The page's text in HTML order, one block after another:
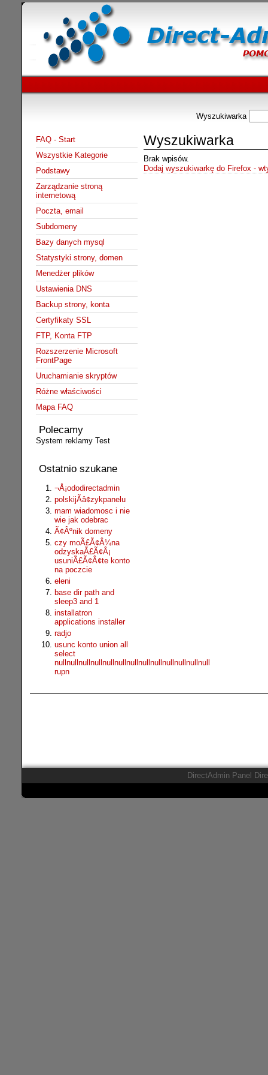
Wyszukiwarka
FAQ - Start
Wszystkie Kategorie
Podstawy
Zarządzanie stroną
internetową
Poczta, email
Subdomeny
Bazy danych mysql
Statystyki strony, domen
Menedżer plików
Ustawienia DNS
Backup strony, konta
Certyfikaty SSL
FTP, Konta FTP
Rozszerzenie Microsoft
FrontPage
Uruchamianie skryptów
Różne właściwości
Mapa FAQ
Polecamy
System reklamy Test
Ostatnio szukane
¬Å¡ododirectadmin
polskijÃâ¢zykpanelu
mam wiadomosc i nie
wie jak odebrac
Ã¢Âºnik domeny
czy moÃ£Ã¢Â¼na
odzyskaÃ£Ã¢Â¡
usuniÃ£Ã¢Â¢te konto
na poczcie
eleni
base dir path and
sleep3 and 1
installatron
applications installer
radjo
usunc konto union all
select
nullnullnullnullnullnullnullnullnullnullnullnullnull
rupn
Wyszukiwarka
Brak wpisów.
Dodaj wyszukiwarkę do Firefox -
DirectAdmin Panel